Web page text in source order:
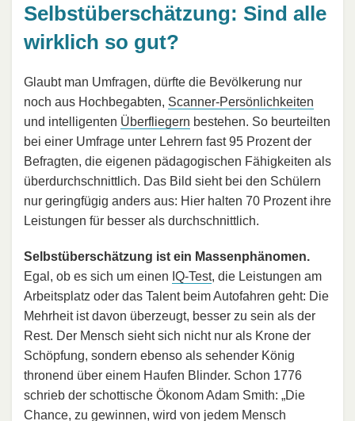
Selbstüberschätzung: Sind alle
wirklich so gut?
Glaubt man Umfragen, dürfte die Bevölkerung nur
noch aus Hochbegabten, Scanner-Persönlichkeiten
und intelligenten Überfliegern bestehen. So beurteilten
bei einer Umfrage unter Lehrern fast 95 Prozent der
Befragten, die eigenen pädagogischen Fähigkeiten als
überdurchschnittlich. Das Bild sieht bei den Schülern
nur geringfügig anders aus: Hier halten 70 Prozent ihre
Leistungen für besser als durchschnittlich.
Selbstüberschätzung ist ein Massenphänomen.
Egal, ob es sich um einen IQ-Test, die Leistungen am
Arbeitsplatz oder das Talent beim Autofahren geht: Die
Mehrheit ist davon überzeugt, besser zu sein als der
Rest. Der Mensch sieht sich nicht nur als Krone der
Schöpfung, sondern ebenso als sehender König
thronend über einem Haufen Blinder. Schon 1776
schrieb der schottische Ökonom Adam Smith: „Die
Chance, zu gewinnen, wird von jedem Mensch